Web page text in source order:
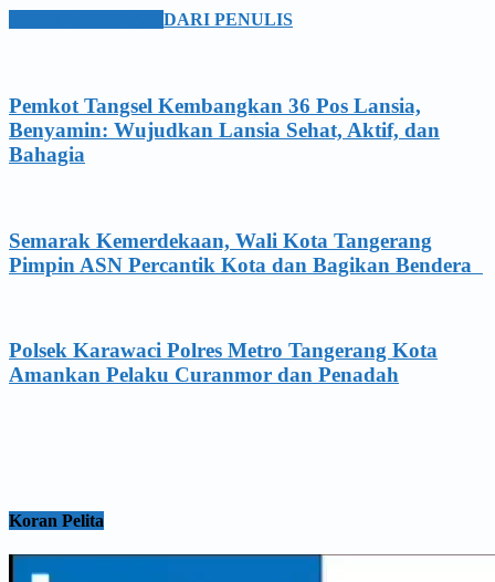
DARI PENULIS
Pemkot Tangsel Kembangkan 36 Pos Lansia,
Benyamin: Wujudkan Lansia Sehat, Aktif, dan
Bahagia
Semarak Kemerdekaan, Wali Kota Tangerang
Pimpin ASN Percantik Kota dan Bagikan Bendera
Polsek Karawaci Polres Metro Tangerang Kota
Amankan Pelaku Curanmor dan Penadah
Koran Pelita